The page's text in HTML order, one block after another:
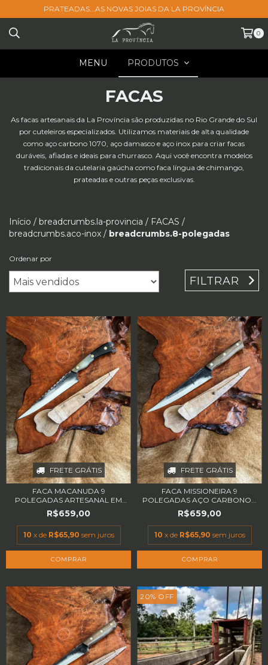
PRATEADAS...AS NOVAS JOIAS DA LA PROVÍNCIA
0
MENU PRODUTOS
FACAS
As facas artesanais da La Província são produzidas no Rio Grande do Sul
por cuteleiros especializados. Utilizamos materiais de alta qualidade
como aço carbono 1070, aço damasco e aço inox para criar facas
duráveis, afiadas e ideais para churrasco. Aqui você encontra modelos
tradicionais da cutelaria gaúcha como faca língua de chimango,
prateadas e outras peças exclusivas.
Início / breadcrumbs.la-provincia / FACAS /
breadcrumbs.aco-inox / breadcrumbs.8-polegadas
Ordenar por
FILTRAR
FRETE GRÁTIS
FACA MACANUDA 9
POLEGADAS ARTESANAL EM
A...
R$659,00
10 x de R$65,90 sem juros
FRETE GRÁTIS
FACA MISSIONEIRA 9
POLEGADAS AÇO CARBONO...
R$659,00
10 x de R$65,90 sem juros
20% OFF